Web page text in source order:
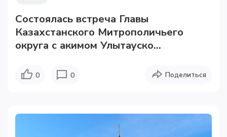
Состоялась встреча Главы
Казахстанского Митрополичьего
округа с акимом Улытауско...
0 0 Поделиться